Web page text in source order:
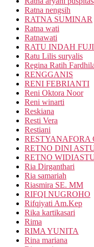
Ratna nengsih
RATNA SUMINAR
Ratna wati
Ratnawati
RATU INDAH
Ratu Lilis suryalis
Regina Ratih
RENGGANIS
RENI FEBRIANTI
Reni Oktora Noor
Reni winarti
Reskiana
Resti Vera
Restiani
RESTYANAFORA
RETNO DINI
RETNO
Ria Dirganthari
Ria samariah
Riasmira SE. MM
RIFQI NUGROHO
Rifqiyati Am.Kep
Rika kartikasari
Rima
RIMA YUNITA
Rina mariana